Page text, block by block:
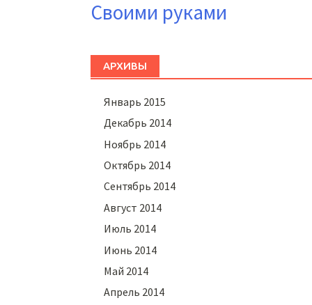
Своими руками
АРХИВЫ
Январь 2015
Декабрь 2014
Ноябрь 2014
Октябрь 2014
Сентябрь 2014
Август 2014
Июль 2014
Июнь 2014
Май 2014
Апрель 2014